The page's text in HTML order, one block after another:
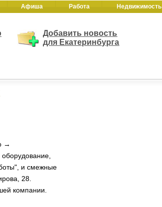
Афиша Работа Недвижимость
Добавить новость
для Екатеринбурга
→
и смежные
28.
компании.